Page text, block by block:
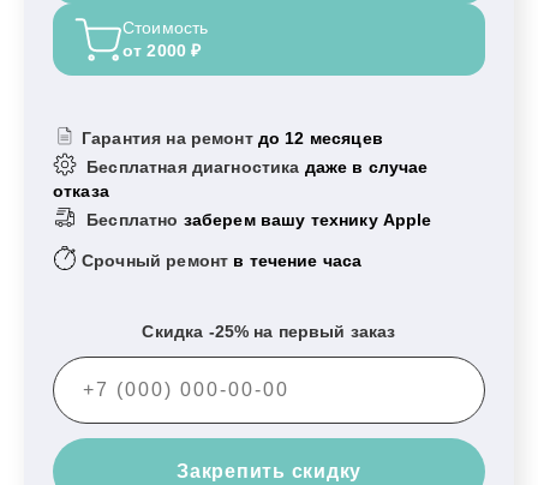
Стоимость
от 2000 ₽
Гарантия на ремонт до 12 месяцев
Бесплатная диагностика даже в случае
отказа
Бесплатно заберем вашу технику Apple
Срочный ремонт в течение часа
Скидка -25% на первый заказ
Закрепить скидку